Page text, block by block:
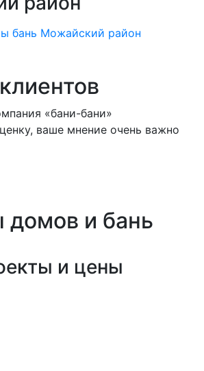
бань Можайский район
«бани-бани»
ваше мнение очень важно
домов и бань
и цены